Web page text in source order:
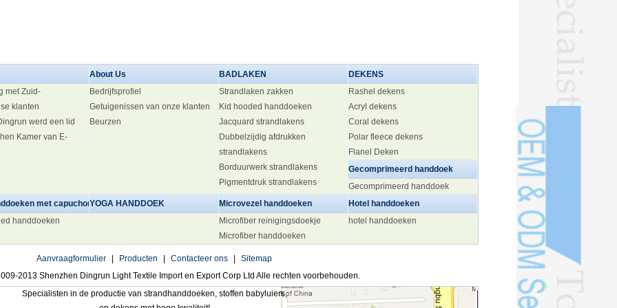
met Zuid-
klanten
werd een lid
Kamer van E-
About Us
Bedrijfsprofiel
Getuigenissen van onze klanten
Beurzen
BADLAKEN
Strandlaken zakken
Kid hooded handdoeken
Jacquard strandlakens
Dubbelzijdig afdrukken
strandlakens
Borduurwerk strandlakens
Pigmentdruk strandlakens
DEKENS
Rashel dekens
Acryl dekens
Coral dekens
Polar fleece dekens
Flanel Deken
Gecomprimeerd handdoek
Gecomprimeerd handdoek
met capuchon
handdoeken
YOGA HANDDOEK
Microvezel handdoeken
Microfiber reinigingsdoekje
Microfiber handdoeken
Hotel handdoeken
hotel handdoeken
Aanvraagformulier Producten Contacteer ons
Sitemap
2013 Shenzhen Dingrun Light Textile Import en Export Corp Ltd Alle rechten voorbehouden.
Specialisten in de productie van strandhanddoeken, stoffen babyluiers,